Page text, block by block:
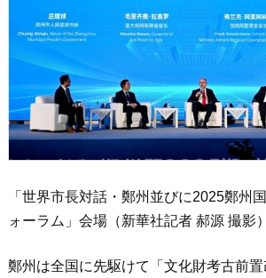
「世界市長対話・鄭州並びに2025鄭州
ォーラム」会場（新華社記者 郝源 撮影）
鄭州は全国に先駆けて「文化財考古前置